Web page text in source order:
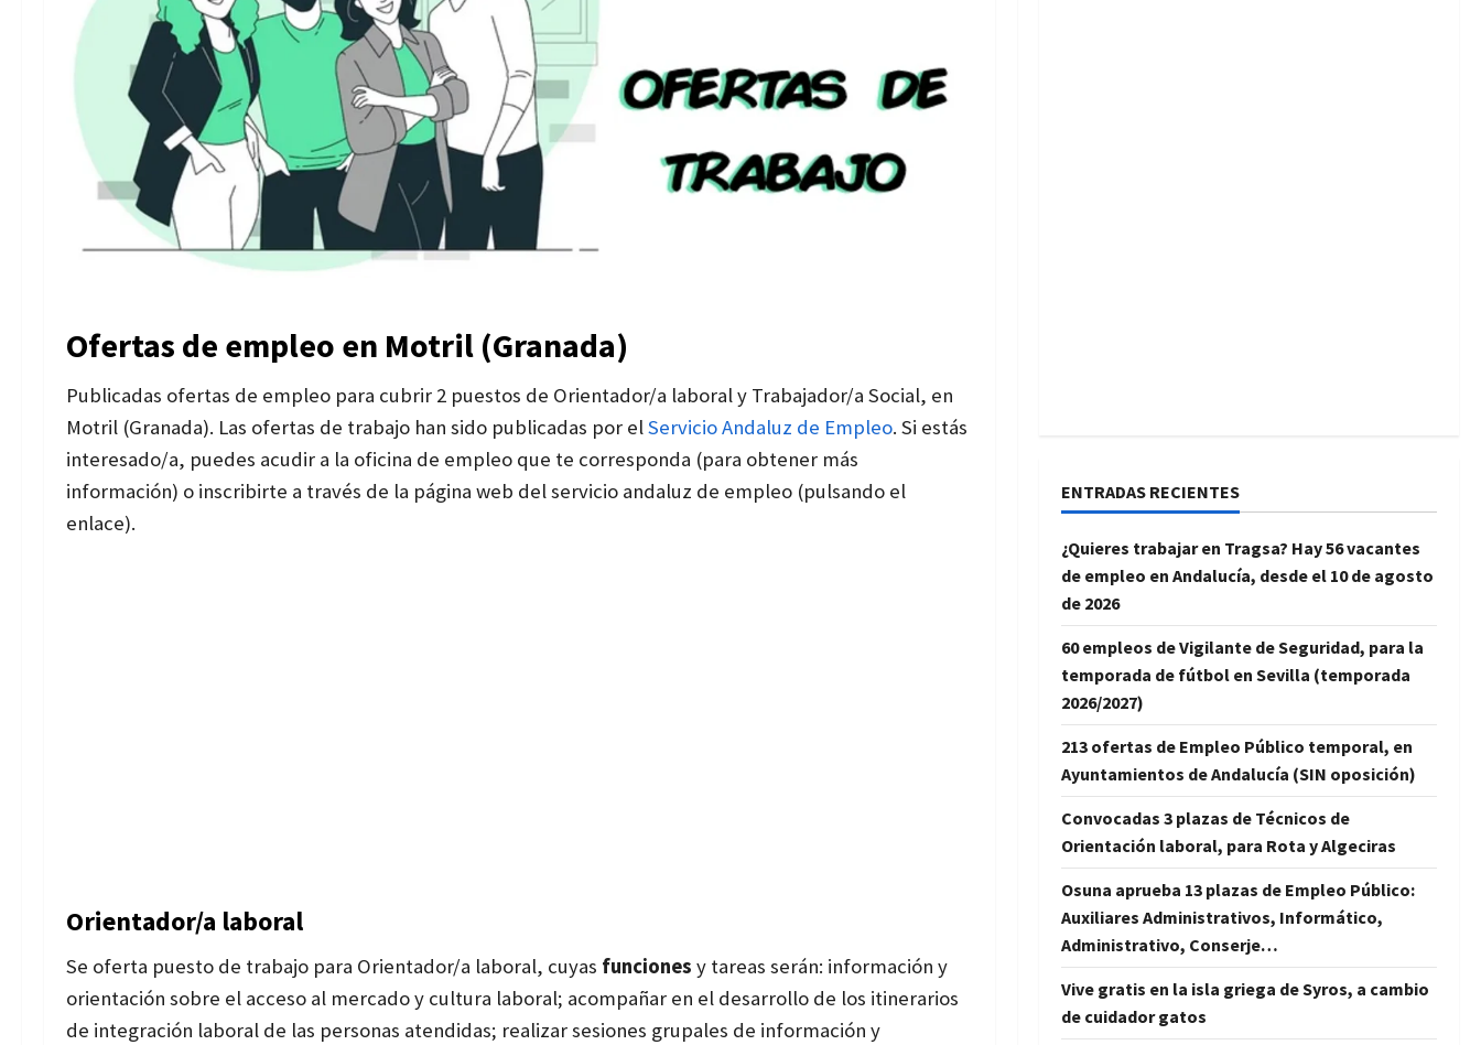
Ofertas de empleo en Motril (Granada)
Publicadas ofertas de empleo para cubrir 2 puestos de Orientador/a laboral y Trabajador/a Social, en
Motril (Granada). Las ofertas de trabajo han sido publicadas por elServicio Andaluz de Empleo. Si estás
interesado/a, puedes acudir a la oficina de empleo que te corresponda (para obtener más
información) o inscribirte a través de la página web del servicio andaluz de empleo (pulsando el
enlace).
Orientador/a laboral
Se oferta puesto de trabajo para Orientador/a laboral, cuyas funciones y tareas serán: información y
orientación sobre el acceso al mercado y cultura laboral; acompañar en el desarrollo de los itinerarios
de integración laboral de las personas atendidas; realizar sesiones grupales de información y
ENTRADAS RECIENTES
¿Quieres trabajar en Tragsa? Hay 56 vacantes
de empleo en Andalucía, desde el 10 de agosto
de 2026
60 empleos de Vigilante de Seguridad, para la
temporada de fútbol en Sevilla (temporada
2026/2027)
213 ofertas de Empleo Público temporal, en
Ayuntamientos de Andalucía (SIN oposición)
Convocadas 3 plazas de Técnicos de
Orientación laboral, para Rota y Algeciras
Osuna aprueba 13 plazas de Empleo Público:
Auxiliares Administrativos, Informático,
Administrativo, Conserje…
Vive gratis en la isla griega de Syros, a cambio
de cuidador gatos